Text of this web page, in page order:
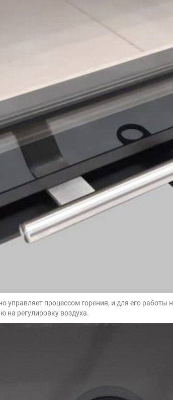
управляет процессом горения, и для его
на регулировку воздуха.